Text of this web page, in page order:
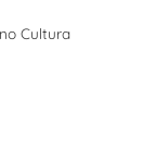
Cultura